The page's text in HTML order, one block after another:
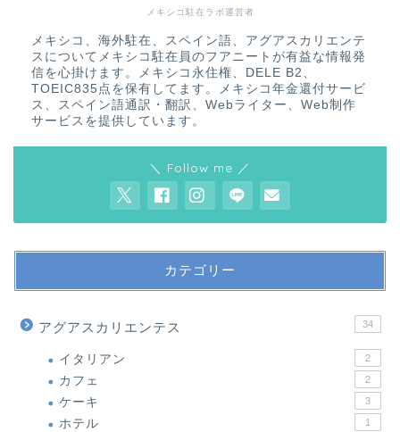
メキシコ駐在ラボ運営者
メキシコ、海外駐在、スペイン語、アグアスカリエンテ
スについてメキシコ駐在員のフアニートが有益な情報発
信を心掛けます。メキシコ永住権、DELE B2、
TOEIC835点を保有してます。メキシコ年金還付サービ
ス、スペイン語通訳・翻訳、Webライター、Web制作
サービスを提供しています。
＼ Follow me ／
カテゴリー
アグアスカリエンテス 34
イタリアン 2
カフェ 2
ケーキ 3
ホテル 1